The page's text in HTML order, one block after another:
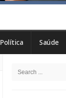
Política Saúde
Sidebar
Search